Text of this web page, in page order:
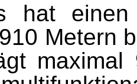
hat
Metern
maximal